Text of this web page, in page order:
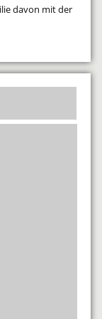
davon mit der